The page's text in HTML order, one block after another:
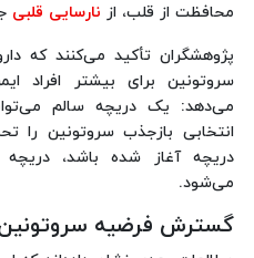
محافظت از قلب، از نارسایی قلبی
پژوهشگران تأکید می‌کنند که
سروتونین برای بیشتر افراد
می‌دهد: یک دریچه سالم
انتخابی بازجذب سروتونین را
دریچه آغاز شده باشد،
می‌شود.
گسترش فرضیه